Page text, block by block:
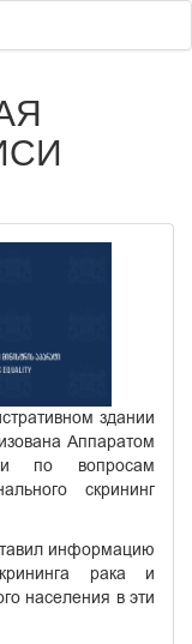
здании
Аппаратом
по вопросам
скрининг
информацию
рака и
населения в эти